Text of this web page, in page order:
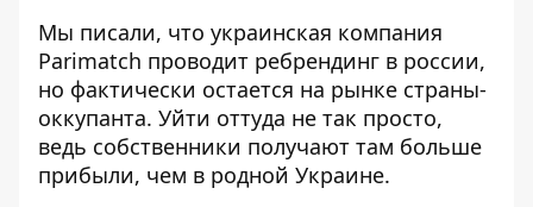
Мы писали, что украинская компания
Parimatch проводит ребрендинг в россии,
но фактически остается на рынке страны-
оккупанта. Уйти оттуда не так просто,
ведь собственники получают там больше
прибыли, чем в родной Украине.